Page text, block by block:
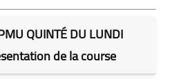
QUINTÉ DU LUNDI
de la course